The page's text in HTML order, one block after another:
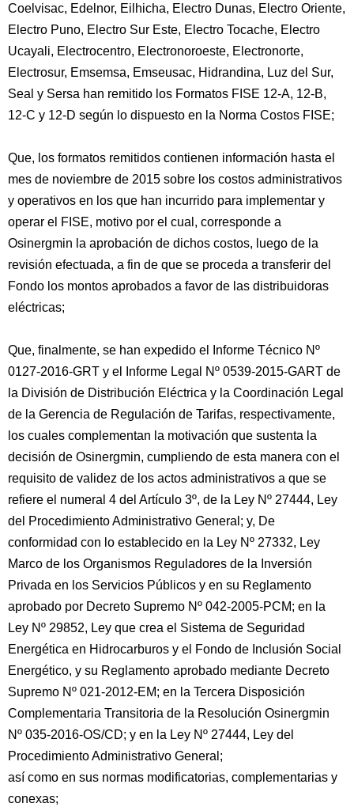
Coelvisac, Edelnor, Eilhicha, Electro Dunas, Electro Oriente,
Electro Puno, Electro Sur Este, Electro Tocache, Electro
Ucayali, Electrocentro, Electronoroeste, Electronorte,
Electrosur, Emsemsa, Emseusac, Hidrandina, Luz del Sur,
Seal y Sersa han remitido los Formatos FISE 12-A, 12-B,
12-C y 12-D según lo dispuesto en la Norma Costos FISE;
Que, los formatos remitidos contienen información hasta el
mes de noviembre de 2015 sobre los costos administrativos
y operativos en los que han incurrido para implementar y
operar el FISE, motivo por el cual, corresponde a
Osinergmin la aprobación de dichos costos, luego de la
revisión efectuada, a fin de que se proceda a transferir del
Fondo los montos aprobados a favor de las distribuidoras
eléctricas;
Que, finalmente, se han expedido el Informe Técnico Nº
0127-2016-GRT y el Informe Legal Nº 0539-2015-GART de
la División de Distribución Eléctrica y la Coordinación Legal
de la Gerencia de Regulación de Tarifas, respectivamente,
los cuales complementan la motivación que sustenta la
decisión de Osinergmin, cumpliendo de esta manera con el
requisito de validez de los actos administrativos a que se
refiere el numeral 4 del Artículo 3º, de la Ley Nº 27444, Ley
del Procedimiento Administrativo General; y, De
conformidad con lo establecido en la Ley Nº 27332, Ley
Marco de los Organismos Reguladores de la Inversión
Privada en los Servicios Públicos y en su Reglamento
aprobado por Decreto Supremo Nº 042-2005-PCM; en la
Ley Nº 29852, Ley que crea el Sistema de Seguridad
Energética en Hidrocarburos y el Fondo de Inclusión Social
Energético, y su Reglamento aprobado mediante Decreto
Supremo Nº 021-2012-EM; en la Tercera Disposición
Complementaria Transitoria de la Resolución Osinergmin
Nº 035-2016-OS/CD; y en la Ley Nº 27444, Ley del
Procedimiento Administrativo General;
así como en sus normas modificatorias, complementarias y
conexas;